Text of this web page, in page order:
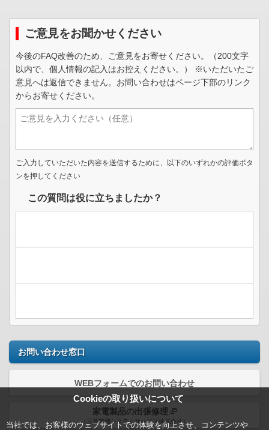
Cookieの取り扱いについて
当社では、お客様のウェブサイトでの体験を向上させ、コンテンツや
ご意見をお聞かせください
今後のFAQ改善のため、ご意見をお寄せください。（200文字
以内で、個人情報の記入はお控えください。） ※いただいたご
意見へは返信できません。お問い合わせはページ下部のリンク
からお寄せください。
ご入力していただいた内容を送信するために、以下のいずれかの評価ボタ
ンを押してください
この質問は役に立ちましたか？
お問い合わせ窓口
WEBフォームでのお問い合わせ
家電製品の出張修理
（三菱電機システムサービス株式会社）